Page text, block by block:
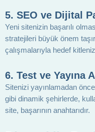
5. SEO ve Dijital
Yeni sitenizin başarılı
stratejileri büyük önem
çalışmalarıyla hedef
6. Test ve Yayına
Sitenizi yayınlamadan
gibi dinamik şehirlerde,
site, başarının anahtarıdır.